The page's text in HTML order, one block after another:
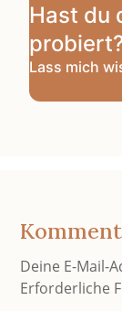
Hast du
Lass mich
Deine E-Mail-
Erforderliche